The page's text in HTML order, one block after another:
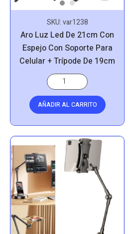
SKU:var1238
Aro Luz Led De 21cm Con
Espejo Con Soporte Para
Celular + Trípode De 19cm
AÑADIR AL CARRITO